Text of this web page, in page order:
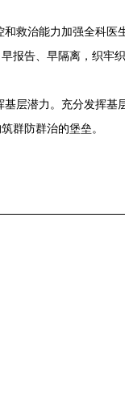
治能力加强全科医生
报告、早隔离，织牢织
潜力。充分发挥基层
群防群治的堡垒。